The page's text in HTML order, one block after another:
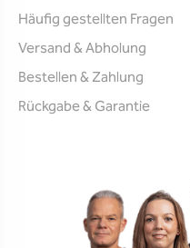
Häufig gestellten Fragen
Versand & Abholung
Bestellen & Zahlung
Rückgabe & Garantie